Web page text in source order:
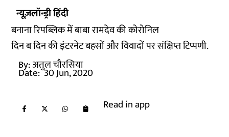
न्यूज़लॉन्ड्री हिंदी
बनाना रिपब्लिक में बाबा रामदेव की कोरोनिल
दिन ब दिन की इंटरनेट बहसों और विवादों पर संक्षिप्त टिप्पणी.
By:अतुल चौरसिया
Date: 30 Jun, 2020
Read in app